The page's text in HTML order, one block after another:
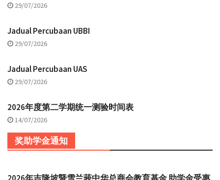
29/07/2026
Jadual Percubaan UBBI
29/07/2026
Jadual Percubaan UAS
29/07/2026
2026年度第二学期统一测验时间表
14/07/2026
奖助学金通知